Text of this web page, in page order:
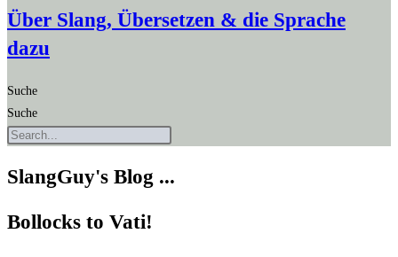
Über Slang, Übersetzen & die Sprache
dazu
Suche
Suche
SlangGuy's Blog ...
Bol­locks to Vati!